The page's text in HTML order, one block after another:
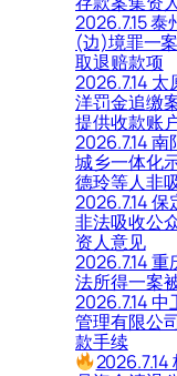
2026.7.15
(边)境罪一
取退赔款项
2026.7.14
洋罚金追缴
提供收款账
2026.7.14
城乡一体化
德玲等人非
2026.7.14
非法吸收公
资人意见
2026.7.14
法所得一案
2026.7.14
管理有限公
款手续
2026.7.14